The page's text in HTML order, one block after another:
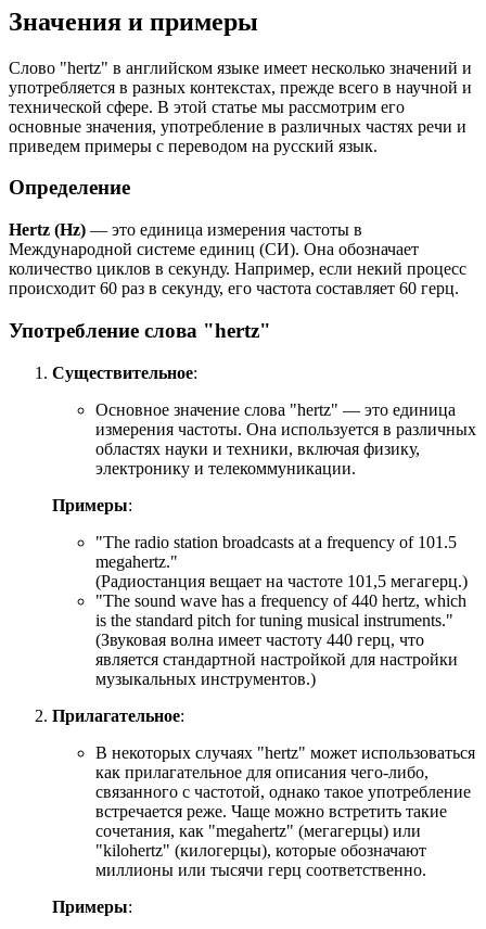
Значения и примеры
Слово "hertz" в английском языке имеет несколько значений и
употребляется в разных контекстах, прежде всего в научной и
технической сфере. В этой статье мы рассмотрим его
основные значения, употребление в различных частях речи и
приведем примеры с переводом на русский язык.
Определение
Hertz (Hz) — это единица измерения частоты в
Международной системе единиц (СИ). Она обозначает
количество циклов в секунду. Например, если некий процесс
происходит 60 раз в секунду, его частота составляет 60 герц.
Употребление слова "hertz"
Существительное:
Основное значение слова "hertz" — это единица
измерения частоты. Она используется в различных
областях науки и техники, включая физику,
электронику и телекоммуникации.
Примеры:
"The radio station broadcasts at a frequency of 101.5
megahertz."
(Радиостанция вещает на частоте 101,5 мегагерц.)
"The sound wave has a frequency of 440 hertz, which
is the standard pitch for tuning musical instruments."
(Звуковая волна имеет частоту 440 герц, что
является стандартной настройкой для настройки
музыкальных инструментов.)
Прилагательное:
В некоторых случаях "hertz" может использоваться
как прилагательное для описания чего-либо,
связанного с частотой, однако такое употребление
встречается реже. Чаще можно встретить такие
сочетания, как "megahertz" (мегагерцы) или
"kilohertz" (килогерцы), которые обозначают
миллионы или тысячи герц соответственно.
Примеры: